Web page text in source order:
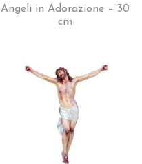
Angeli in Adorazione – 30
cm